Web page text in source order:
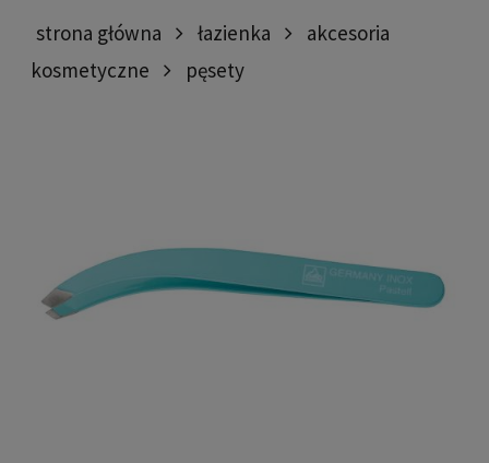
strona główna łazienka
akcesoria
kosmetyczne
pęsety